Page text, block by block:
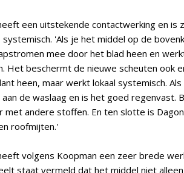
een uitstekende contactwerking en is
'Als je het middel op de
mee door het blad heen en
Het beschermt de nieuwe scheuten ook
heen, maar werkt lokaal systemisch.
de waslaag en is het goed regenvast.
met andere stoffen. En ten slotte is
roofmijten.'
volgens Koopman een zeer brede
staat vermeld dat het middel niet